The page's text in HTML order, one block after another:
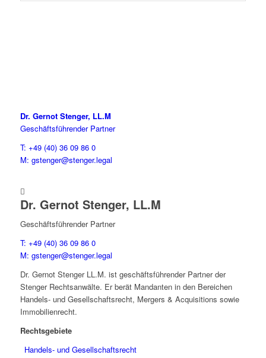
Dr. Gernot Stenger, LL.M
Geschäftsführender Partner
T: +49 (40) 36 09 86 0
M: gstenger@stenger.legal

Dr. Gernot Stenger, LL.M
Geschäftsführender Partner
T: +49 (40) 36 09 86 0
M: gstenger@stenger.legal
Dr. Gernot Stenger LL.M. ist geschäftsführender Partner der
Stenger Rechtsanwälte. Er berät Mandanten in den Bereichen
Handels- und Gesellschaftsrecht, Mergers & Acquisitions sowie
Immobilienrecht.
Rechtsgebiete
Handels- und Gesellschaftsrecht